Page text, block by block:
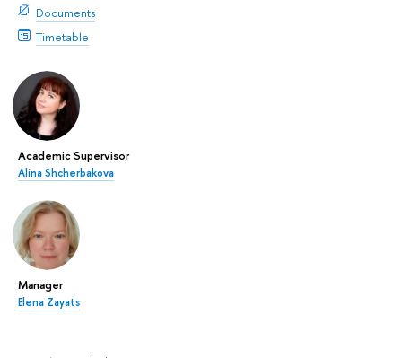
Documents
Timetable
Academic Supervisor
Alina Shcherbakova
Manager
Elena Zayats